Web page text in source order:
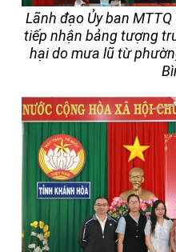
Lãnh đạo Ủy ban
tiếp nhận bảng tượng
hại do mưa lũ từ